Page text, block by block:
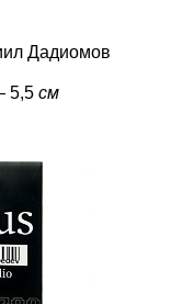
Дадиомов
5,5 см